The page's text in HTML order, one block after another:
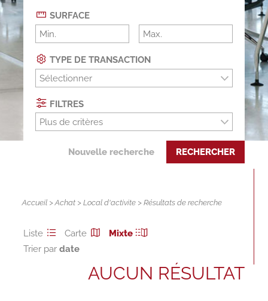
SURFACE
TYPE DE TRANSACTION
Sélectionner
FILTRES
Plus de critères
Nouvelle recherche RECHERCHER
Accueil >Achat >Local d'activite > Résultats de recherche
Liste Carte
Mixte
Trier par
AUCUN RÉSULTAT